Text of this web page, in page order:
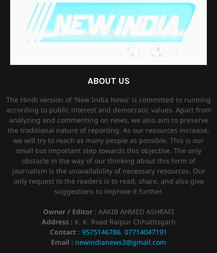
ABOUT US
The Hindi version of 'New India News' is committed to running
according to public interest and democratic values. Apart from
analyzing and commenting on news, we also aim to preserve
the traditional nature of reporting. As our resources increase,
we will try to reach as many people as possible. This is our
small but important step towards this objective. The only
obstacle in the way of our thinking about this form of
journalism is the unavailability of necessary resources. Our
only request to the readers is to read, share, and also give
suggestions to improve it further.
Owner / Editor : AAKIB AHMED ASHRAFI
Address : K. K. Road Raipur Chhattisgarh
Contact : 9575146786, 07714047191
Email : newindianews3@gmail.com